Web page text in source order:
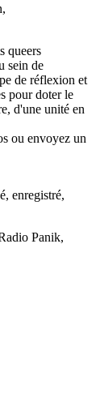
queers
sein de
de réflexion et
pour doter le
d'une unité en
ou envoyez un
enregistré,
Panik,